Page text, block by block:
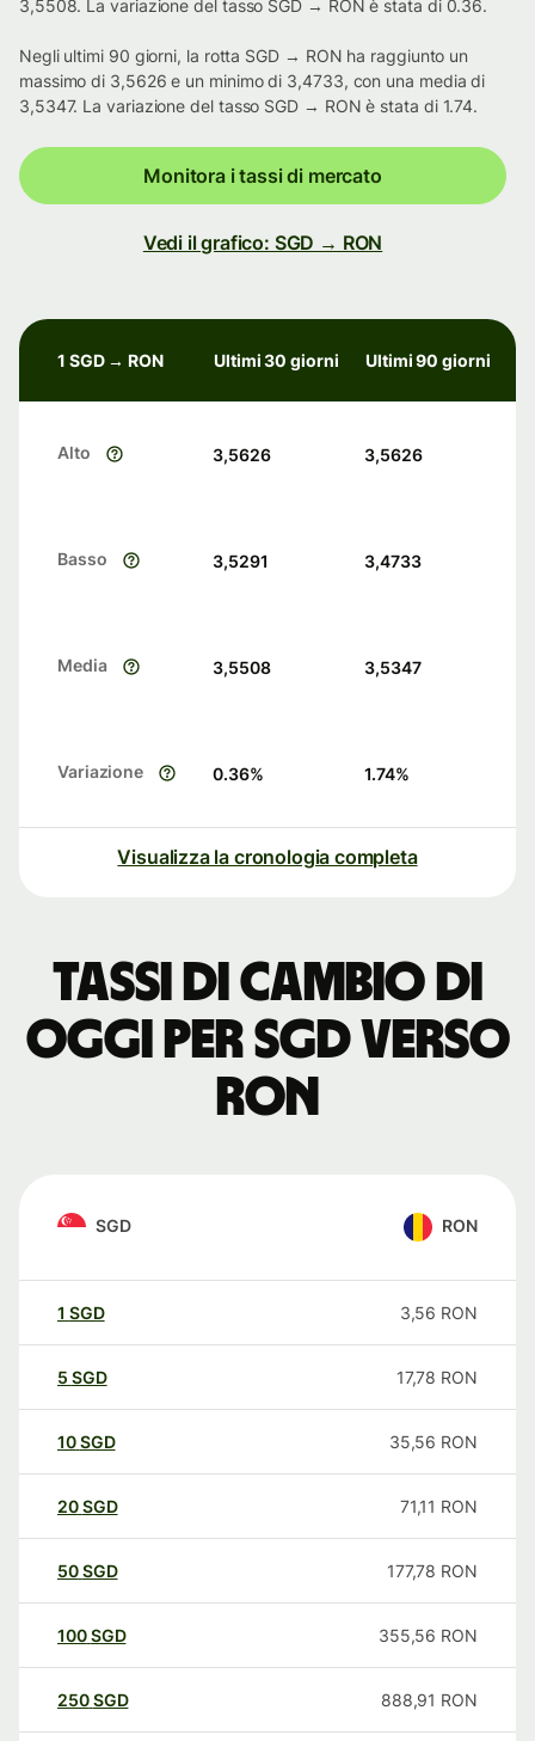
3,5508. La variazione del tasso SGD → RON è stata di 0.36.
Negli ultimi 90 giorni, la rotta SGD → RON ha raggiunto un
massimo di 3,5626 e un minimo di 3,4733, con una media di
3,5347. La variazione del tasso SGD → RON è stata di 1.74.
Monitora i tassi di mercato
Vedi il grafico: SGD → RON
1 SGD → RON Ultimi 30 giorni Ultimi 90 giorni
Alto 3,5626 3,5626
Basso 3,5291 3,4733
Media 3,5508 3,5347
Variazione 0.36% 1.74%
Visualizza la cronologia completa
Tassi di cambio di
oggi per SGD verso
RON
SGD RON
1 SGD 3,56 RON
5 SGD 17,78 RON
10SGD 35,56 RON
20SGD 71,11 RON
50SGD 177,78 RON
100SGD 355,56 RON
250SGD 888,91 RON